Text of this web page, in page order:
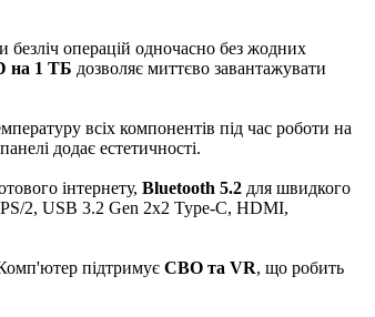
операцій одночасно без жодних
на 1 ТБ дозволяє миттєво завантажувати
всіх компонентів під час роботи на
додає естетичності.
інтернету, Bluetooth 5.2 для швидкого
2, USB 3.2 Gen 2x2 Type-C, HDMI,
підтримує СВО та VR, що робить